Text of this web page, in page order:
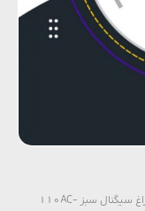
/ چراغ سیگنال سبز 110AC-